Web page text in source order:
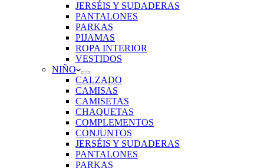
JERSÉIS Y SUDADERAS
PANTALONES
PARKAS
PIJAMAS
ROPA INTERIOR
VESTIDOS
NIÑO
CALZADO
CAMISAS
CAMISETAS
CHAQUETAS
COMPLEMENTOS
CONJUNTOS
JERSÉIS Y SUDADERAS
PANTALONES
PARKAS